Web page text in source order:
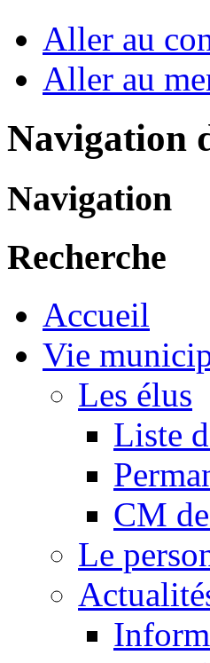
Aller au
Aller au
Navigation
Navigation
Recherche
Accueil
Vie
Les élus
Liste
CM
Le